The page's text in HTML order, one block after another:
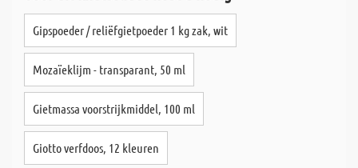
Gipspoeder / reliëfgietpoeder 1 kg zak, wit
Mozaïeklijm - transparant, 50 ml
Gietmassa voorstrijkmiddel, 100 ml
Giotto verfdoos, 12 kleuren